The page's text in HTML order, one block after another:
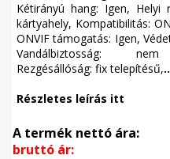
Kétirányú hang: Igen, Helyi
kártyahely, Kompatibilitás:
ONVIF támogatás: Igen,
Vandálbiztosság:
Rezgésállóság: fix telepítésű,
Részletes leírás itt
A termék nettó ára:
bruttó ár: